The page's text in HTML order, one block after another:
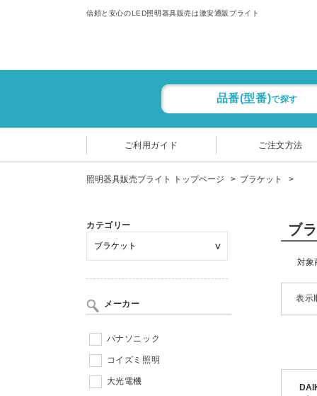
信頼と安心のLED照明器具販売は激安通販ブライト
品番(型番)で探す
ご利用ガイド ご注文方法
照明器具販売ブライト トップページ ブラケット
ブ
対象
表
カテゴリー
メーカー
パナソニック
コイズミ照明
大光電機